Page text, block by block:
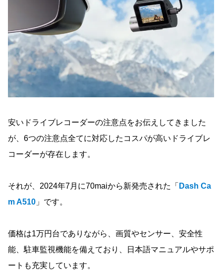
安いドライブレコーダーの注意点をお伝えしてきました
が、6つの注意点全てに対応したコスパが高いドライブレ
コーダーが存在します。
それが、2024年7月に70maiから新発売された「 Dash Ca
m A510 」です。
価格は1万円台でありながら、画質やセンサー、安全性
能、駐車監視機能を備えており、日本語マニュアルやサポ
ートも充実しています。